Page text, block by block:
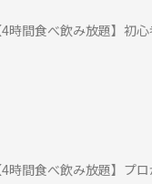
食べ飲み放題】初心者講習あ
間食べ飲み放題】プロが